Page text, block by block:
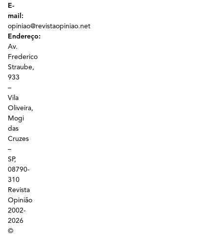
E-
mail:
opiniao@revistaopiniao.net
Endereço:
Av.
Frederico
Straube,
933
–
Vila
Oliveira,
Mogi
das
Cruzes
–
SP,
08790-
310
Revista
Opinião
2002-
2026
©